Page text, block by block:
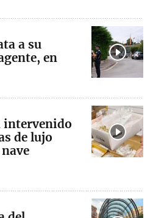
a su
en
intervenido
de lujo